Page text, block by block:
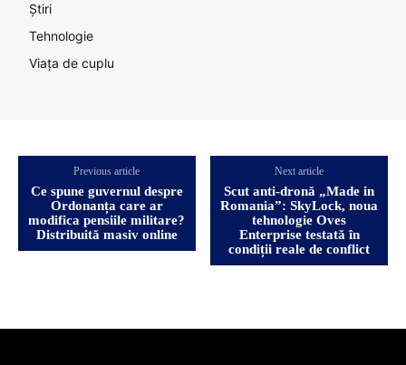
Știri
Tehnologie
Viața de cuplu
Previous article
Ce spune guvernul despre
Ordonanța care ar
modifica pensiile militare?
Distribuită masiv online
Next article
Scut anti-dronă „Made in
Romania”: SkyLock, noua
tehnologie Oves
Enterprise testată în
condiții reale de conflict